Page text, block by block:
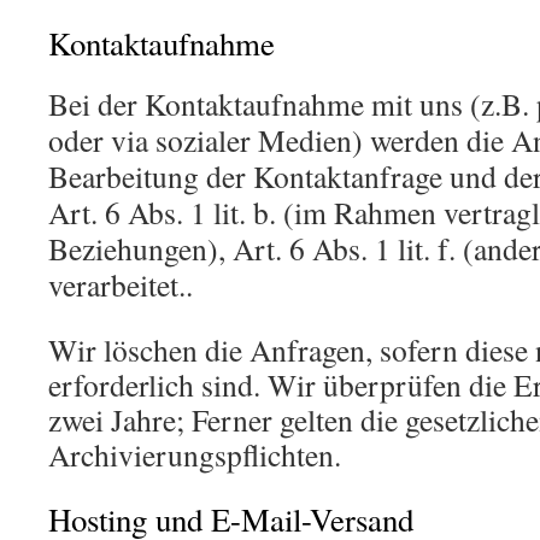
Kontaktaufnahme
Bei der Kontaktaufnahme mit uns
oder via sozialer Medien) werden die
Bearbeitung der Kontaktanfrage und
Art. 6 Abs. 1 lit. b. (im Rahmen
Beziehungen), Art. 6 Abs. 1 lit. f.
verarbeitet..
Wir löschen die Anfragen, sofern diese
erforderlich sind. Wir überprüfen die
zwei Jahre; Ferner gelten die
Archivierungspflichten.
Hosting und E-Mail-Versand